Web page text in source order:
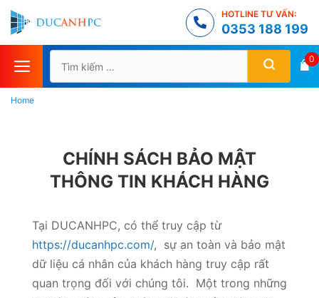
Chuyển
đến
nội
dung
HOTLINE TƯ VẤN:
0353 188 199
Tìm
kiếm
cho:
0
Home
CHÍNH SÁCH BẢO MẬT
THÔNG TIN KHÁCH HÀNG
Tại DUCANHPC, có thể truy cập từ
https://ducanhpc.com/, sự an toàn và bảo mật
dữ liệu cá nhân của khách hàng truy cập rất
quan trọng đối với chúng tôi. Một trong những